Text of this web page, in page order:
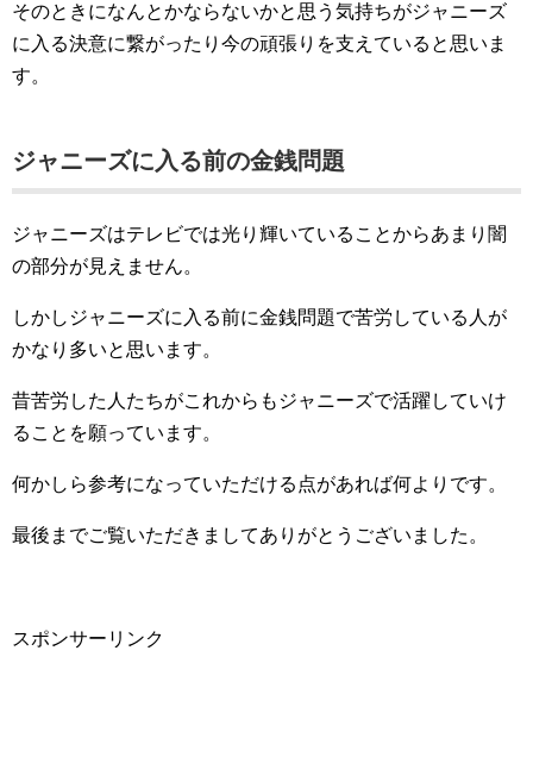
そのときになんとかならないかと思う気持ちがジャニーズ
に入る決意に繋がったり今の頑張りを支えていると思いま
す。
ジャニーズに入る前の金銭問題
ジャニーズはテレビでは光り輝いていることからあまり闇
の部分が見えません。
しかしジャニーズに入る前に金銭問題で苦労している人が
かなり多いと思います。
昔苦労した人たちがこれからもジャニーズで活躍していけ
ることを願っています。
何かしら参考になっていただける点があれば何よりです。
最後までご覧いただきましてありがとうございました。
スポンサーリンク